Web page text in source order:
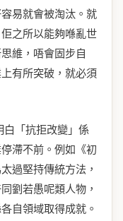
易就會被淘汰。就
之所以能夠喺亂世
維，唔會固步自
有所突破，就必須
白「抗拒改變」係
滯不前。例如《初
過堅持傳統方法，
劉若愚呢類人物，
自領域取得成就。